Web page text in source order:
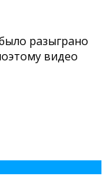
разыграно
видео